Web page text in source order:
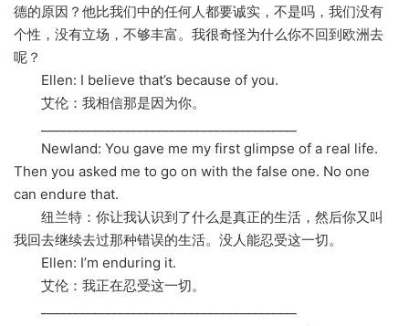
德的原因？他比我们中的任何人都要诚实，不是吗，我们没有
个性，没有立场，不够丰富。我很奇怪为什么你不回到欧洲去
呢？
Ellen: I believe that’s because of you.
艾伦：我相信那是因为你。
Newland: You gave me my first glimpse of a real life.
Then you asked me to go on with the false one. No one
can endure that.
纽兰特：你让我认识到了什么是真正的生活，然后你又叫
我回去继续去过那种错误的生活。没人能忍受这一切。
Ellen: I’m enduring it.
艾伦：我正在忍受这一切。